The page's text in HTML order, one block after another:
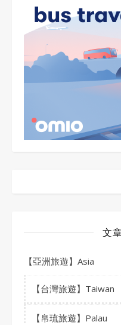
文
【亞洲旅遊】Asia
【台灣旅遊】Taiwan
【帛琉旅遊】Palau